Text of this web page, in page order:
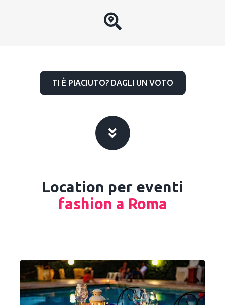
TI È PIACIUTO? DAGLI UN VOTO
Location per eventi
fashion a Roma